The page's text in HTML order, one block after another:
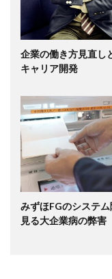
企業の働き方見直し
キャリア開発
みずほFGのシステム
見る大企業病の弊害